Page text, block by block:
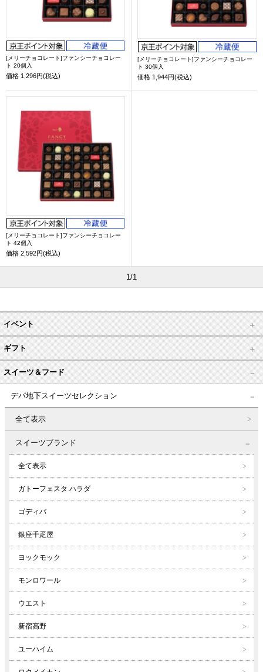
[メリーチョコレート]ファンシーチョコレー
ト 20個入
価格 1,296円(税込)
[メリーチョコレート]ファンシーチョコレー
ト 30個入
価格 1,944円(税込)
[メリーチョコレート]ファンシーチョコレー
ト 42個入
価格 2,592円(税込)
1/1
イベント
ギフト
スイーツ＆フード
デパ地下スイーツセレクション
全て表示
スイーツブランド
全て表示
ガトーフェスタ ハラダ
ゴディバ
銀座千疋屋
ヨックモック
モンロワール
ウエスト
新宿高野
ユーハイム